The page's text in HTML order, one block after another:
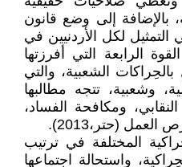
بالإضافة إلى وضع قانون
التمثيل لكل الأردنيين في
الرابعة التي أفرزتها
بالحِراكات الشعبية، والتي
وشعبية، تتجه مطالبها
ومكافحة الفساد،
(حتر،2013).
المختلفة في ترتيب
واستحالة اجتماعها